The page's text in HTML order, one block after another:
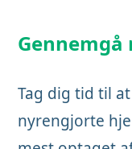
Tag dig tid til
nyrengjorte